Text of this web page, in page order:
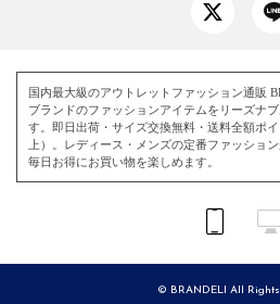
国内最大級のアウトレットファッション通販
ブランドのファッションアイテムをリーズナ
す。即日出荷・サイズ交換無料・送料全額ポ
上）。レディース・メンズの定番ファッショ
毎日お得にお買い物を楽しめます。
© BRANDELI All Rights